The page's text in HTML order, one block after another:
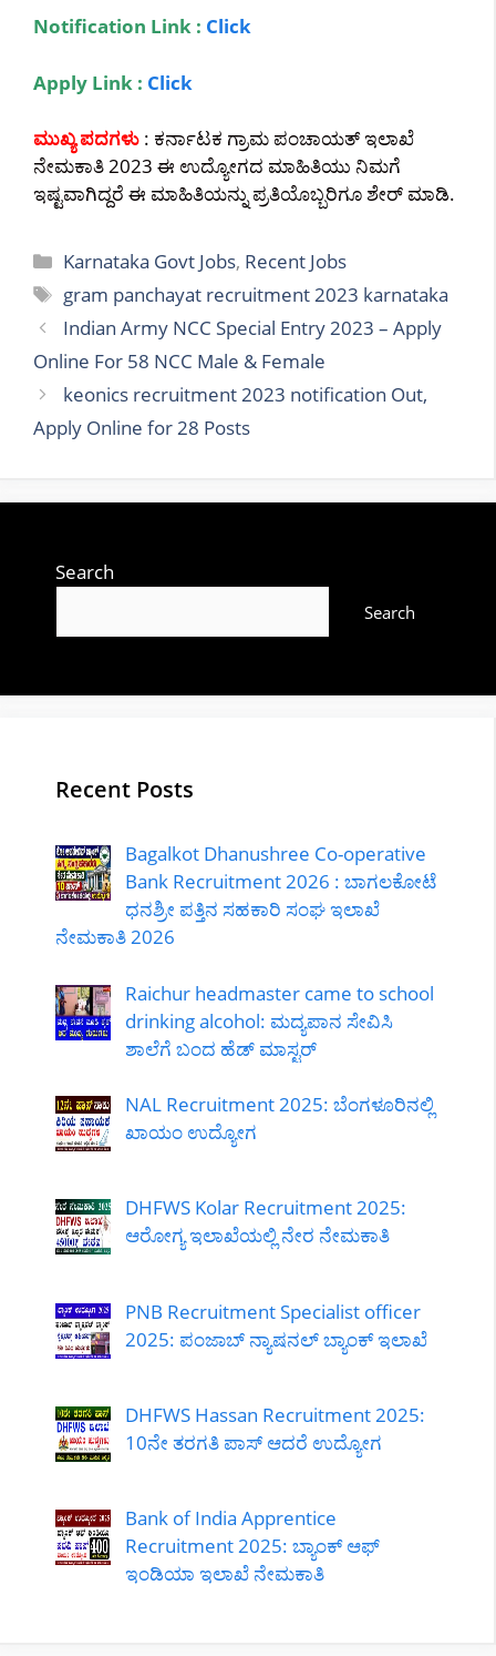
Notification Link : Click
Apply Link : Click
ಮುಖ್ಯ ಪದಗಳು : ಕರ್ನಾಟಕ ಗ್ರಾಮ ಪಂಚಾಯತ್ ಇಲಾಖೆ
ನೇಮಕಾತಿ 2023 ಈ ಉದ್ಯೋಗದ ಮಾಹಿತಿಯು ನಿಮಗೆ
ಇಷ್ಟವಾಗಿದ್ದರೆ ಈ ಮಾಹಿತಿಯನ್ನು ಪ್ರತಿಯೊಬ್ಬರಿಗೂ ಶೇರ್ ಮಾಡಿ.
Categories
Karnataka Govt Jobs, Recent Jobs
Tags
gram panchayat recruitment 2023 karnataka
Indian Army NCC Special Entry 2023 – Apply
Online For 58 NCC Male & Female
keonics recruitment 2023 notification Out,
Apply Online for 28 Posts
Search
Search
Recent Posts
Bagalkot Dhanushree Co-operative
Bank Recruitment 2026 : ಬಾಗಲಕೋಟೆ
ಧನಶ್ರೀ ಪತ್ತಿನ ಸಹಕಾರಿ ಸಂಘ ಇಲಾಖೆ
ನೇಮಕಾತಿ 2026
Raichur headmaster came to school
drinking alcohol: ಮದ್ಯಪಾನ ಸೇವಿಸಿ
ಶಾಲೆಗೆ ಬಂದ ಹೆಡ್ ಮಾಸ್ಟರ್
NAL Recruitment 2025: ಬೆಂಗಳೂರಿನಲ್ಲಿ
ಖಾಯಂ ಉದ್ಯೋಗ
DHFWS Kolar Recruitment 2025:
ಆರೋಗ್ಯ ಇಲಾಖೆಯಲ್ಲಿ ನೇರ ನೇಮಕಾತಿ
PNB Recruitment Specialist officer
2025: ಪಂಜಾಬ್ ನ್ಯಾಷನಲ್ ಬ್ಯಾಂಕ್ ಇಲಾಖೆ
DHFWS Hassan Recruitment 2025:
10ನೇ ತರಗತಿ ಪಾಸ್ ಆದರೆ ಉದ್ಯೋಗ
Bank of India Apprentice
Recruitment 2025: ಬ್ಯಾಂಕ್ ಆಫ್
ಇಂಡಿಯಾ ಇಲಾಖೆ ನೇಮಕಾತಿ